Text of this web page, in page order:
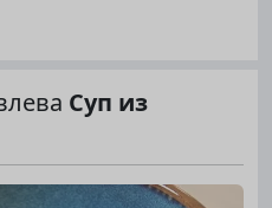
Суп из